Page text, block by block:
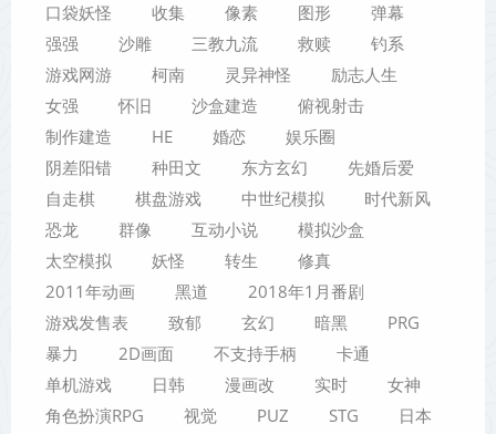
口袋妖怪
收集 像素 图形
弹幕
强强
沙雕 三教九流 救赎
钓系
游戏网游
柯南 灵异神怪
励志人生
女强
怀旧 沙盒建造
俯视射击
制作建造
HE 婚恋
娱乐圈
阴差阳错
种田文 东方玄幻
先婚后爱
自走棋
棋盘游戏 中世纪模拟
时代新风
恐龙
群像 互动小说
模拟沙盒
太空模拟
妖怪 转生
修真
2011年动画
黑道
2018年1月番剧
游戏发售表
致郁 玄幻 暗黑
PRG
暴力
2D画面 不支持手柄
卡通
单机游戏
日韩 漫画改 实时
女神
角色扮演RPG
视觉 PUZ STG
日本